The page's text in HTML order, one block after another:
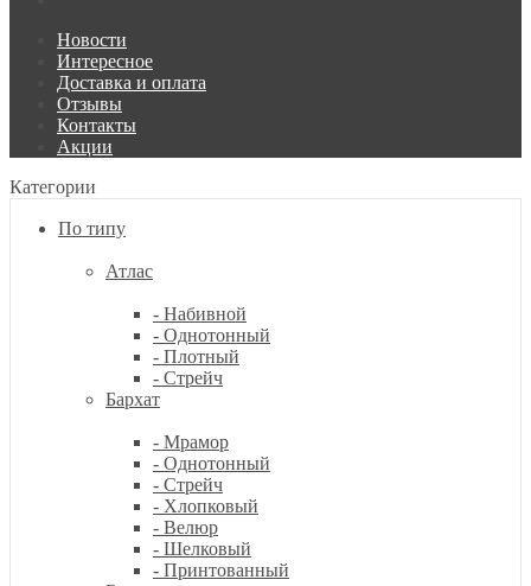
Новости
Интересное
Доставка и оплата
Отзывы
Контакты
Акции
Категории
По типу
Атлас
- Набивной
- Однотонный
- Плотный
- Стрейч
Бархат
- Мрамор
- Однотонный
- Стрейч
- Хлопковый
- Велюр
- Шелковый
- Принтованный